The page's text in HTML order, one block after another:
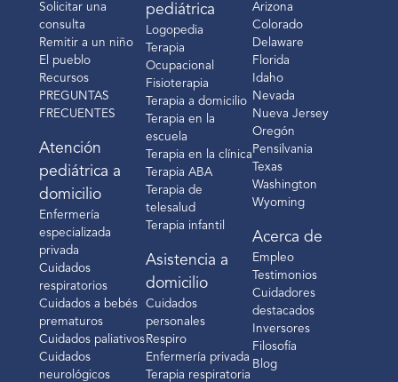
Solicitar una
consulta
Remitir a un niño
El pueblo
Recursos
PREGUNTAS
FRECUENTES
Atención
pediátrica a
domicilio
Enfermería
especializada
privada
Cuidados
respiratorios
Cuidados a bebés
prematuros
Cuidados paliativos
Cuidados
neurológicos
pediátrica
Logopedia
Terapia
Ocupacional
Fisioterapia
Terapia a domicilio
Terapia en la
escuela
Terapia en la clínica
Terapia ABA
Terapia de
telesalud
Terapia infantil
Asistencia a
domicilio
Cuidados
personales
Respiro
Enfermería privada
Terapia respiratoria
Arizona
Colorado
Delaware
Florida
Idaho
Nevada
Nueva Jersey
Oregón
Pensilvania
Texas
Washington
Wyoming
Acerca de
Empleo
Testimonios
Cuidadores
destacados
Inversores
Filosofía
Blog